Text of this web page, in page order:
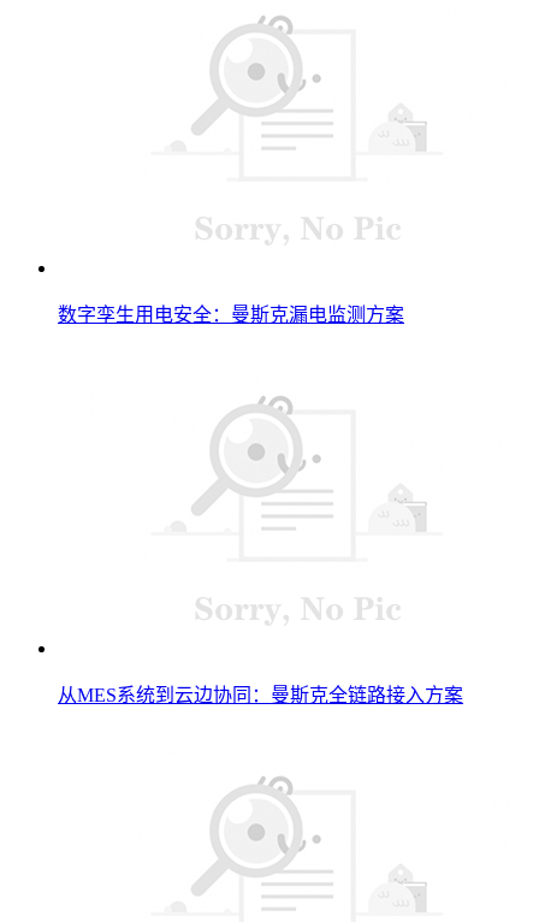
数字孪生用电安全：曼斯克漏电监测方案
从MES系统到云边协同：曼斯克全链路接入方案